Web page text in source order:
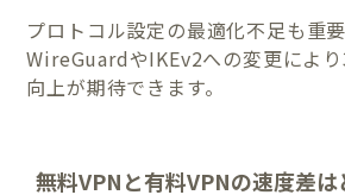
プロトコル設定の最適化不足も重要
WireGuardやIKEv2への変更によ
向上が期待できます。
無料VPNと有料VPNの速度差は